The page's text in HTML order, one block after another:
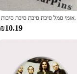
סיכת סיכות
₪10.19